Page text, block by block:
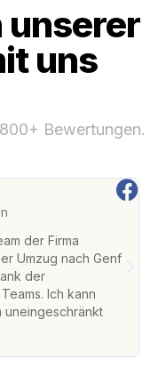
unserer
uns
Bewertungen.
der Firma
Umzug nach Genf
der
Ich kann
uneingeschränkt